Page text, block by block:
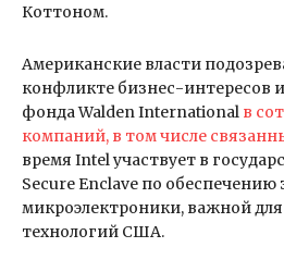
Коттоном.
Американские власти
конфликте бизнес-интересов
фонда Walden International в
компаний, в том числе
время Intel участвует в
Secure Enclave по
микроэлектроники, важной
технологий США.